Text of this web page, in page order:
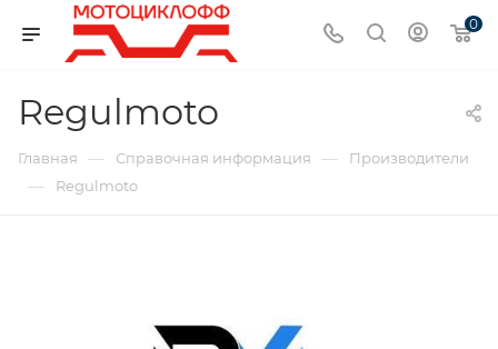
0
Regulmoto
Главная — Справочная информация — Производители
— Regulmoto